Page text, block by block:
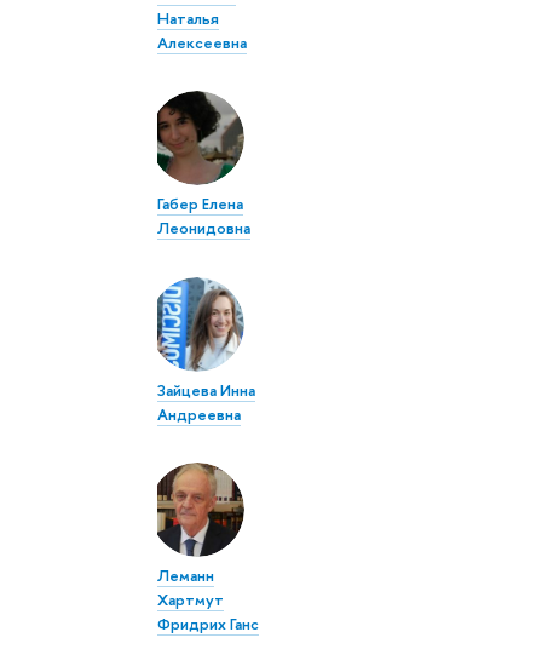
Наталья
Алексеевна
Габер Елена
Леонидовна
Зайцева Инна
Андреевна
Леманн
Хартмут
Фридрих Ганс